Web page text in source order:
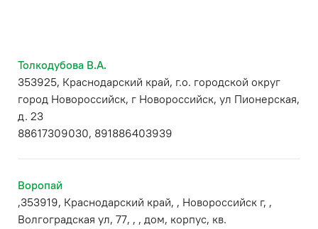
Толкодубова В.А.
353925, Краснодарский край, г.о. городской округ
город Новороссийск, г Новороссийск, ул Пионерская,
д. 23
88617309030, 891886403939
Воропай
,353919, Краснодарский край, , Новороссийск г, ,
Волгоградская ул, 77, , , дом, корпус, кв.